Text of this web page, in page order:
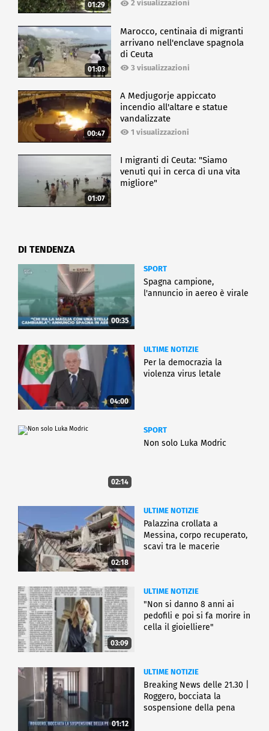
01:29 2 visualizzazioni
01:03
Marocco, centinaia di migranti
arrivano nell'enclave spagnola
di Ceuta
3 visualizzazioni
00:47
A Medjugorje appiccato
incendio all'altare e statue
vandalizzate
1 visualizzazioni
01:07
I migranti di Ceuta: "Siamo
venuti qui in cerca di una vita
migliore"
DI TENDENZA
00:35
SPORT
Spagna campione,
l'annuncio in aereo è virale
04:00
ULTIME NOTIZIE
Per la democrazia la
violenza virus letale
02:14
SPORT
Non solo Luka Modric
02:18
ULTIME NOTIZIE
Palazzina crollata a
Messina, corpo recuperato,
scavi tra le macerie
03:09
ULTIME NOTIZIE
"Non si danno 8 anni ai
pedofili e poi si fa morire in
cella il gioielliere"
01:12
ULTIME NOTIZIE
Breaking News delle 21.30 |
Roggero, bocciata la
sospensione della pena